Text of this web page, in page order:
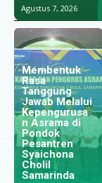
Agustus 7, 2026
25, 2026
Menapaki
Langkah di
Negeri Jiran:
Jejak Alumni
IAIM
Lumajang
yang Menjaga
Tradisi
Pesantren di
Selangor